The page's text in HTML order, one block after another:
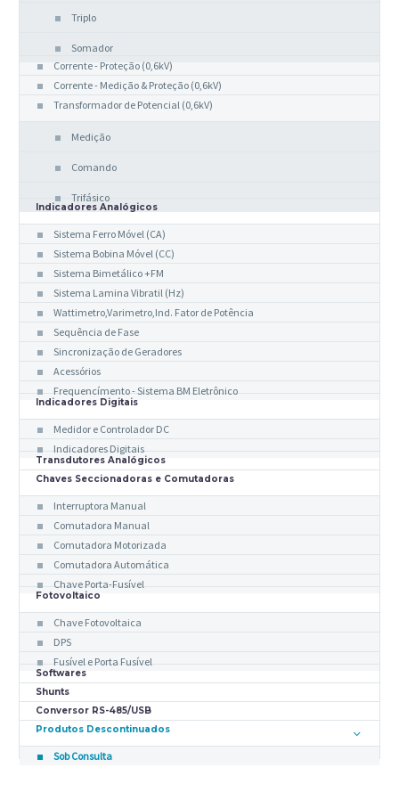
Triplo
Somador
Corrente - Proteção (0,6kV)
Corrente - Medição & Proteção (0,6kV)
Transformador de Potencial (0,6kV)
Medição
Comando
Trifásico
Indicadores Analógicos
Sistema Ferro Móvel (CA)
Sistema Bobina Móvel (CC)
Sistema Bimetálico +FM
Sistema Lamina Vibratil (Hz)
Wattimetro,Varimetro,Ind. Fator de Potência
Sequência de Fase
Sincronização de Geradores
Acessórios
Frequencímento - Sistema BM Eletrônico
Indicadores Digitais
Medidor e Controlador DC
Indicadores Digitais
Transdutores Analógicos
Chaves Seccionadoras e Comutadoras
Interruptora Manual
Comutadora Manual
Comutadora Motorizada
Comutadora Automática
Chave Porta-Fusível
Fotovoltaico
Chave Fotovoltaica
DPS
Fusível e Porta Fusível
Softwares
Shunts
Conversor RS-485/USB
Produtos Descontinuados
Sob Consulta